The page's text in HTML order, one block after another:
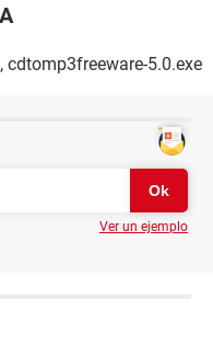
cdtomp3freeware-5.0.exe
Ver un ejemplo